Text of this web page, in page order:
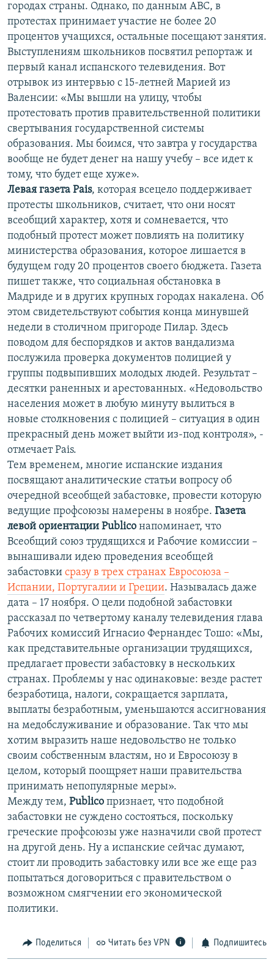
городах страны. Однако, по данным АВС, в
протестах принимает участие не более 20
процентов учащихся, остальные посещают занятия.
Выступлениям школьников посвятил репортаж и
первый канал испанского телевидения. Вот
отрывок из интервью с 15-летней Марией из
Валенсии: «Мы вышли на улицу, чтобы
протестовать против правительственной политики
свертывания государственной системы
образования. Мы боимся, что завтра у государства
вообще не будет денег на нашу учебу – все идет к
тому, что будет еще хуже».
Левая газета Pais, которая всецело поддерживает
протесты школьников, считает, что они носят
всеобщий характер, хотя и сомневается, что
подобный протест может повлиять на политику
министерства образования, которое лишается в
будущем году 20 процентов своего бюджета. Газета
пишет также, что социальная обстановка в
Мадриде и в других крупных городах накалена. Об
этом свидетельствуют события конца минувшей
недели в столичном пригороде Пилар. Здесь
поводом для беспорядков и актов вандализма
послужила проверка документов полицией у
группы подвыпивших молодых людей. Результат –
десятки раненных и арестованных. «Недовольство
населения может в любую минуту вылиться в
новые столкновения с полицией – ситуация в один
прекрасный день может выйти из-под контроля», -
отмечает Pais.
Тем временем, многие испанские издания
посвящают аналитические статьи вопросу об
очередной всеобщей забастовке, провести которую
ведущие профсоюзы намерены в ноябре. Газета
левой ориентации Publico напоминает, что
Всеобщий союз трудящихся и Рабочие комиссии –
вынашивали идею проведения всеобщей
забастовки сразу в трех странах Евросоюза –
Испании, Португалии и Греции. Называлась даже
дата – 17 ноября. О цели подобной забастовки
рассказал по четвертому каналу телевидения глава
Рабочих комиссий Игнасио Фернандес Тошо: «Мы,
как представительные организации трудящихся,
предлагает провести забастовку в нескольких
странах. Проблемы у нас одинаковые: везде растет
безработица, налоги, сокращается зарплата,
выплаты безработным, уменьшаются ассигнования
на медобслуживание и образование. Так что мы
хотим выразить наше недовольство не только
своим собственным властям, но и Евросоюзу в
целом, который поощряет наши правительства
принимать непопулярные меры».
Между тем, Publico признает, что подобной
забастовки не суждено состояться, поскольку
греческие профсоюзы уже назначили свой протест
на другой день. Ну а испанские сейчас думают,
стоит ли проводить забастовку или все же еще раз
попытаться договориться с правительством о
возможном смягчении его экономической
политики.
Поделиться Читать без VPN Подпишитесь